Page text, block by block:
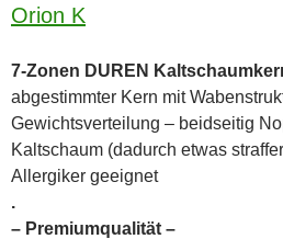
Orion K
7-Zonen DUREN
abgestimmter Kern mit
Gewichtsverteilung – beidseitig
Kaltschaum (dadurch etwas
Allergiker geeignet
.
– Premiumqualität –